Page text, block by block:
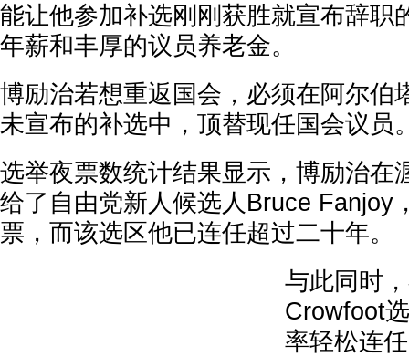
能让他参加补选刚刚获胜就宣布辞职
年薪和丰厚的议员养老金。
博励治若想重返国会，必须在阿尔伯
未宣布的补选中，顶替现任国会议员
选举夜票数统计结果显示，博励治在
给了自由党新人候选人Bruce Fanjoy
票，而该选区他已连任超过二十年。
与此同时
Crowfoot
率轻松连